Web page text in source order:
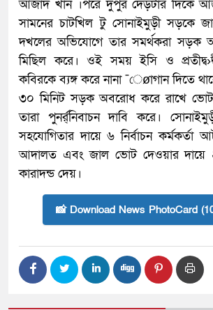
আজাদ খান ।পরে দুপুর দেড়টার দিকে
সামনের চাটখিল টু সোনাইমুড়ী সড়কে
দখলের অভিযোগে তার সমর্থকরা সড়ক
মিছিল করে। ওই সময় ইসি ও প্রতীদ্ব›দ্বী
কবিরকে ব্যঙ্গ করে নানা ¯েøাগান দিতে
৩০ মিনিট সড়ক অবরোধ করে রাখে
তারা পুনর্র্নিবাচন দাবি করে।
সহযোগিতার দায়ে ৬ নির্বাচন কর্মকর্তা
আদালত এবং জাল ভোট দেওয়ার দায়ে
কারাদন্ড দেয়।
📸 Download News PhotoCard